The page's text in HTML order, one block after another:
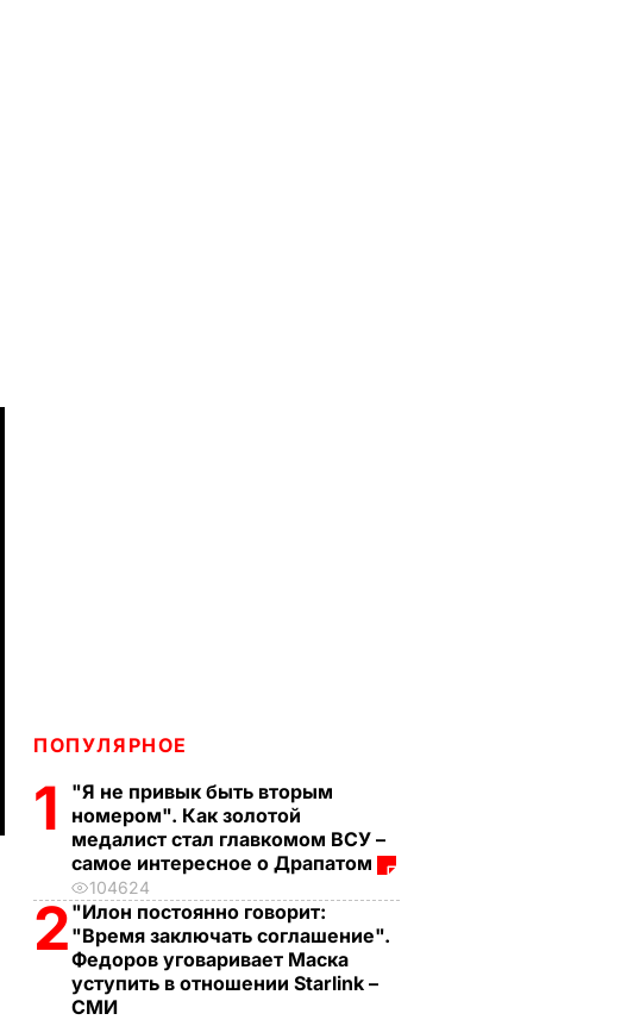
ПОПУЛЯРНОЕ
1
"Я не привык быть вторым
номером". Как золотой
медалист стал главкомом ВСУ –
самое интересное о Драпатом
104624
2 "Илон постоянно говорит:
"Время заключать соглашение".
Федоров уговаривает Маска
уступить в отношении Starlink –
СМИ